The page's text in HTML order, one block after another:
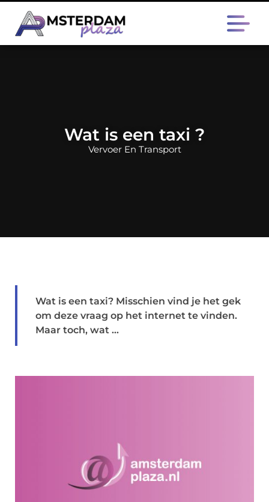
Wat is een taxi ?
Vervoer En Transport
Wat is een taxi? Misschien vind je het gek
om deze vraag op het internet te vinden.
Maar toch, wat ...